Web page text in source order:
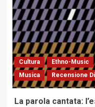
Cultura Ethno-Music
Musica
Recensione
La parola cantata: